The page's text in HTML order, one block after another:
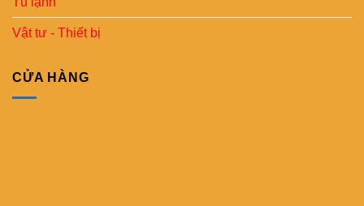
Vật tư - Thiết bị
CỬA HÀNG